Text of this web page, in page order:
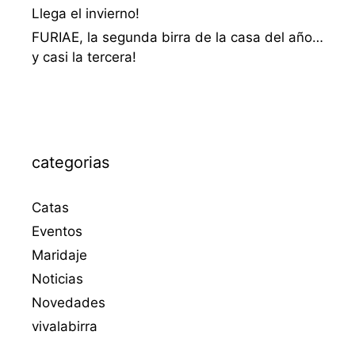
Llega el invierno!
FURIAE, la segunda birra de la casa del año…
y casi la tercera!
categorias
Catas
Eventos
Maridaje
Noticias
Novedades
vivalabirra